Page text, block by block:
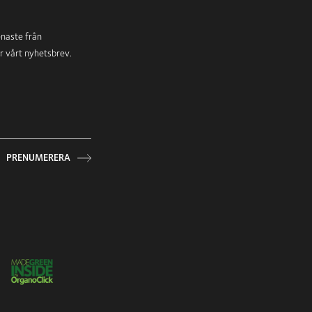
från
vårt nyhetsbrev.
PRENUMERERA